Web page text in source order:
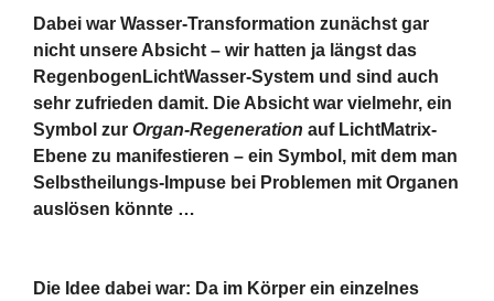
Dabei war Wasser-Transformation zunächst gar
nicht unsere Absicht – wir hatten ja längst das
RegenbogenLichtWasser-System und sind auch
sehr zufrieden damit. Die Absicht war vielmehr, ein
Symbol zur Organ-Regeneration auf LichtMatrix-
Ebene zu manifestieren – ein Symbol, mit dem man
Selbstheilungs-Impuse bei Problemen mit Organen
auslösen könnte …
Die Idee dabei war: Da im Körper ein einzelnes